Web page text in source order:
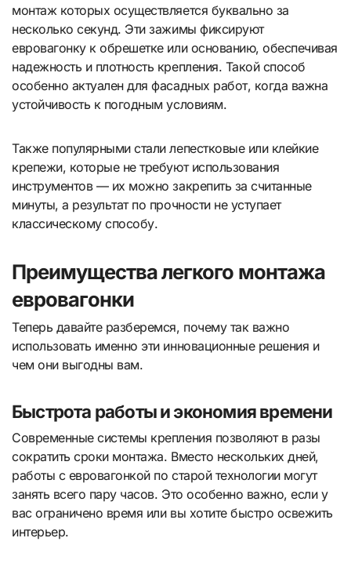
монтаж которых осуществляется буквально за
несколько секунд. Эти зажимы фиксируют
евровагонку к обрешетке или основанию, обеспечивая
надежность и плотность крепления. Такой способ
особенно актуален для фасадных работ, когда важна
устойчивость к погодным условиям.
Также популярными стали лепестковые или клейкие
крепежи, которые не требуют использования
инструментов — их можно закрепить за считанные
минуты, а результат по прочности не уступает
классическому способу.
Преимущества легкого монтажа
евровагонки
Теперь давайте разберемся, почему так важно
использовать именно эти инновационные решения и
чем они выгодны вам.
Быстрота работы и экономия времени
Современные системы крепления позволяют в разы
сократить сроки монтажа. Вместо нескольких дней,
работы с евровагонкой по старой технологии могут
занять всего пару часов. Это особенно важно, если у
вас ограничено время или вы хотите быстро освежить
интерьер.